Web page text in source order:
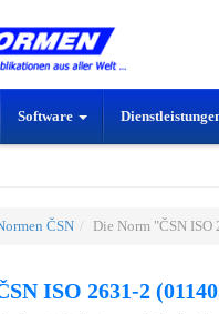
Software
ČSN Die Norm "ČSN ISO
ISO 2631-2